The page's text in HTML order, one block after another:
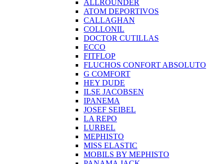
ALLROUNDER
ATOM DEPORTIVOS
CALLAGHAN
COLLONIL
DOCTOR CUTILLAS
ECCO
FITFLOP
FLUCHOS CONFORT ABSOLUTO
G COMFORT
HEY DUDE
ILSE JACOBSEN
IPANEMA
JOSEF SEIBEL
LA REPO
LURBEL
MEPHISTO
MISS ELASTIC
MOBILS BY MEPHISTO